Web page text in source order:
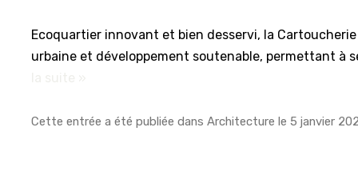
Ecoquartier innovant et bien desservi, la
urbaine et développement soutenable, permettant à
Cette entrée a été publiée dansArchitecture le5 janvier